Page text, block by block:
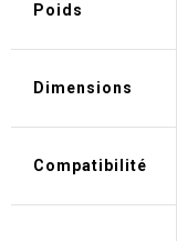
Poids
Dimensions
Compatibilité